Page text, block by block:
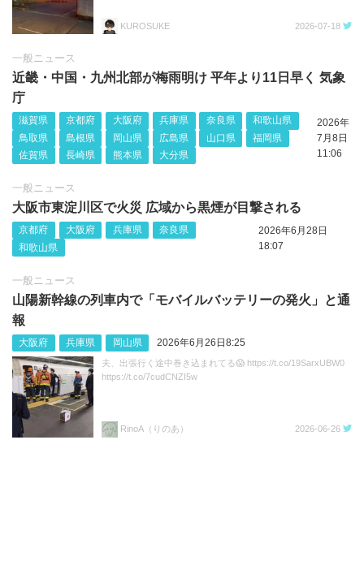
KUROSUKE 2026-07-18
一般ニュース
近畿・中国・九州北部が梅雨明け 平年より11日早く 気象
庁
滋賀県 京都府 大阪府 兵庫県 奈良県
和歌山県
鳥取県
島根県 岡山県 広島県 山口県
福岡県
佐賀県
長崎県 熊本県 大分県
2026年
7月8日
11:06
一般ニュース
大阪市東淀川区で火災 広域から黒煙が目撃される
京都府 大阪府 兵庫県
奈良県
和歌山県
2026年6月28日
18:07
一般ニュース
山陽新幹線の列車内で「モバイルバッテリーの発火」と通
報
大阪府 兵庫県 岡山県 2026年6月26日8:25
夫、出張行く途中巻き込まれてる😱 https://t.co/19SarxUBW0
https://t.co/7cudCNZI5w
RinoA（りのあ） 2026-06-26